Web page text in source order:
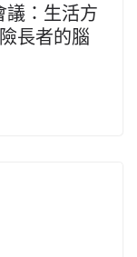
議：生活方
長者的腦